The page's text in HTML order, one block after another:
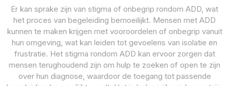
Er kan sprake zijn van stigma of onbegrip rondom ADD, wat
het proces van begeleiding bemoeilijkt. Mensen met ADD
kunnen te maken krijgen met vooroordelen of onbegrip vanuit
hun omgeving, wat kan leiden tot gevoelens van isolatie en
frustratie. Het stigma rondom ADD kan ervoor zorgen dat
mensen terughoudend zijn om hulp te zoeken of open te zijn
over hun diagnose, waardoor de toegang tot passende